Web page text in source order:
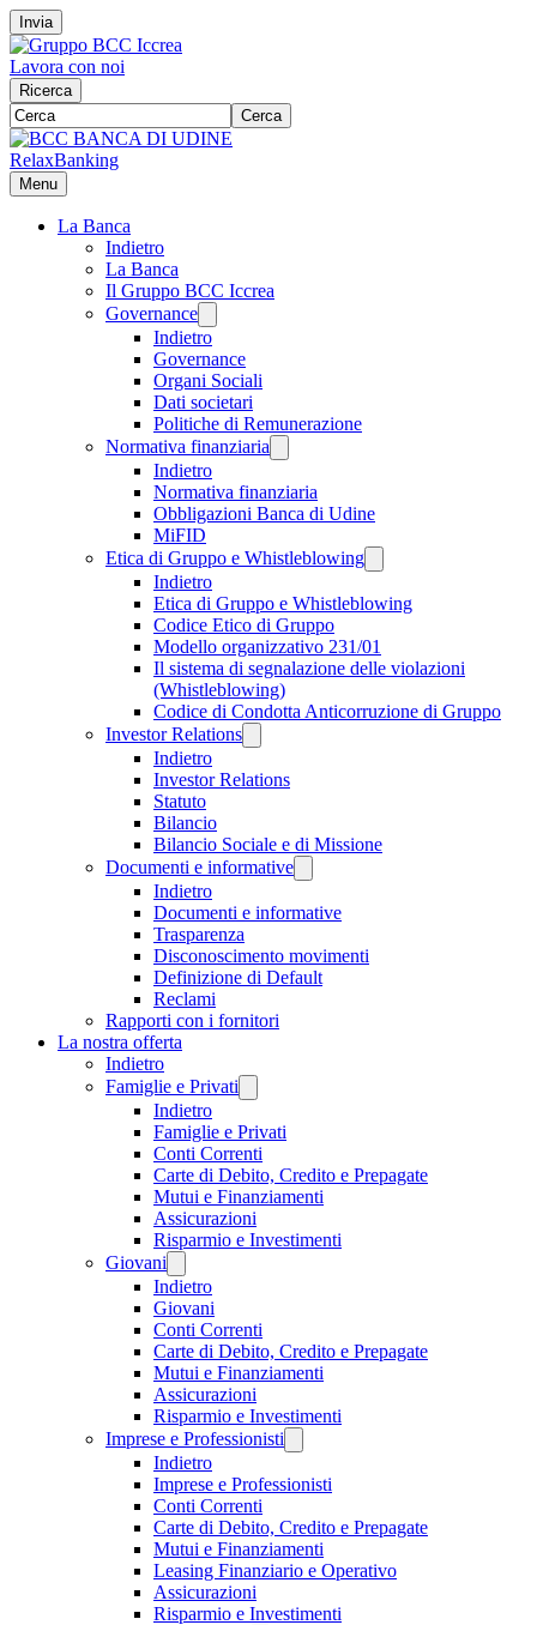
Invia
Lavora con noi
Ricerca
Cerca
RelaxBanking
Menu
La Banca
Indietro
La Banca
Il Gruppo BCC Iccrea
Governance
Indietro
Governance
Organi Sociali
Dati societari
Politiche di Remunerazione
Normativa finanziaria
Indietro
Normativa finanziaria
Obbligazioni Banca di Udine
MiFID
Etica di Gruppo e Whistleblowing
Indietro
Etica di Gruppo e Whistleblowing
Codice Etico di Gruppo
Modello organizzativo 231/01
Il sistema di segnalazione delle violazioni
(Whistleblowing)
Codice di Condotta Anticorruzione di Gruppo
Investor Relations
Indietro
Investor Relations
Statuto
Bilancio
Bilancio Sociale e di Missione
Documenti e informative
Indietro
Documenti e informative
Trasparenza
Disconoscimento movimenti
Definizione di Default
Reclami
Rapporti con i fornitori
La nostra offerta
Indietro
Famiglie e Privati
Indietro
Famiglie e Privati
Conti Correnti
Carte di Debito, Credito e Prepagate
Mutui e Finanziamenti
Assicurazioni
Risparmio e Investimenti
Giovani
Indietro
Giovani
Conti Correnti
Carte di Debito, Credito e Prepagate
Mutui e Finanziamenti
Assicurazioni
Risparmio e Investimenti
Imprese e Professionisti
Indietro
Imprese e Professionisti
Conti Correnti
Carte di Debito, Credito e Prepagate
Mutui e Finanziamenti
Leasing Finanziario e Operativo
Assicurazioni
Risparmio e Investimenti